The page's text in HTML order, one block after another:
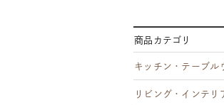
商品カテゴリ
キッチン・テーブル
リビング・インテリ